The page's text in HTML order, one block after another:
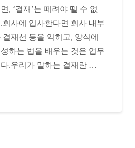
, ‘결재’는 떼려야 뗄 수 없
회사에 입사한다면 회사 내부
재선 등을 익히고, 양식에
하는 법을 배우는 것은 업무
.우리가 말하는 결재란 …